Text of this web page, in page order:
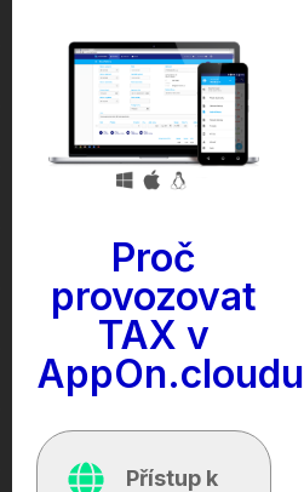
Proč
provozovat
TAX v
AppOn.cloudu
Přístup k